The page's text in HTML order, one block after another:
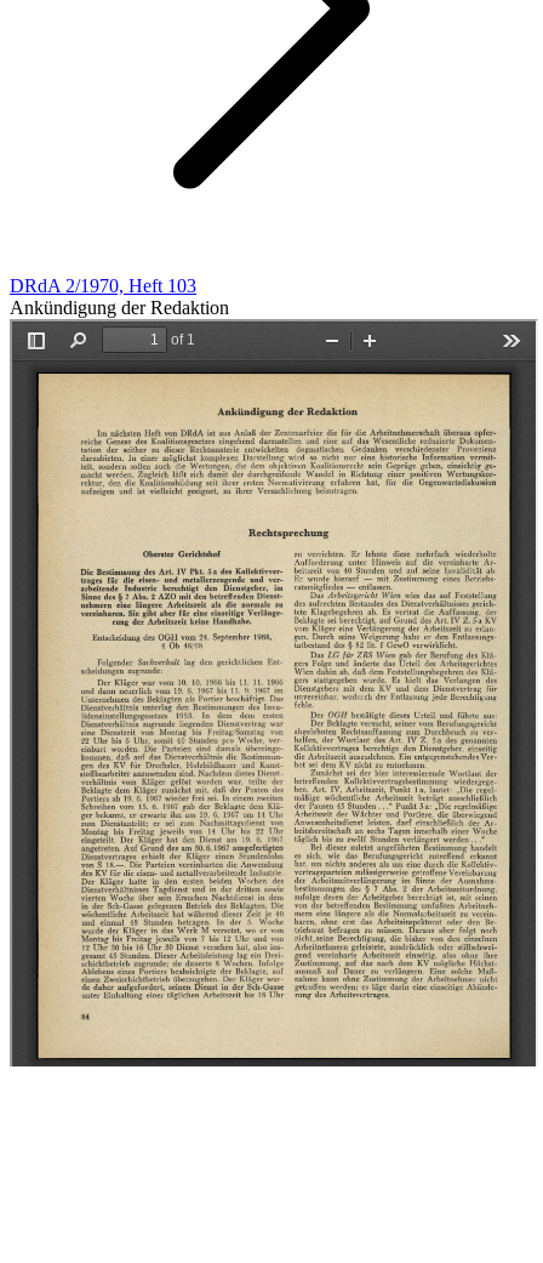
DRdA 2/1970, Heft 103
Ankündigung der Redaktion